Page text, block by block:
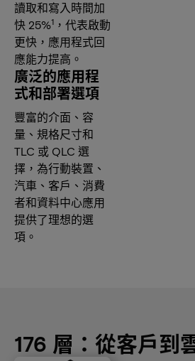
讀取和寫入時間加
快 25%1 ，代表啟動
更快，應用程式回
應能力提高。
廣泛的應用程
式和部署選項
豐富的介面、容
量、規格尺寸和
TLC 或 QLC 選
擇，為行動裝置、
汽車、客戶、消費
者和資料中心應用
提供了理想的選
項。
176 層：從客戶到